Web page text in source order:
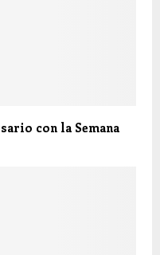
con la Semana